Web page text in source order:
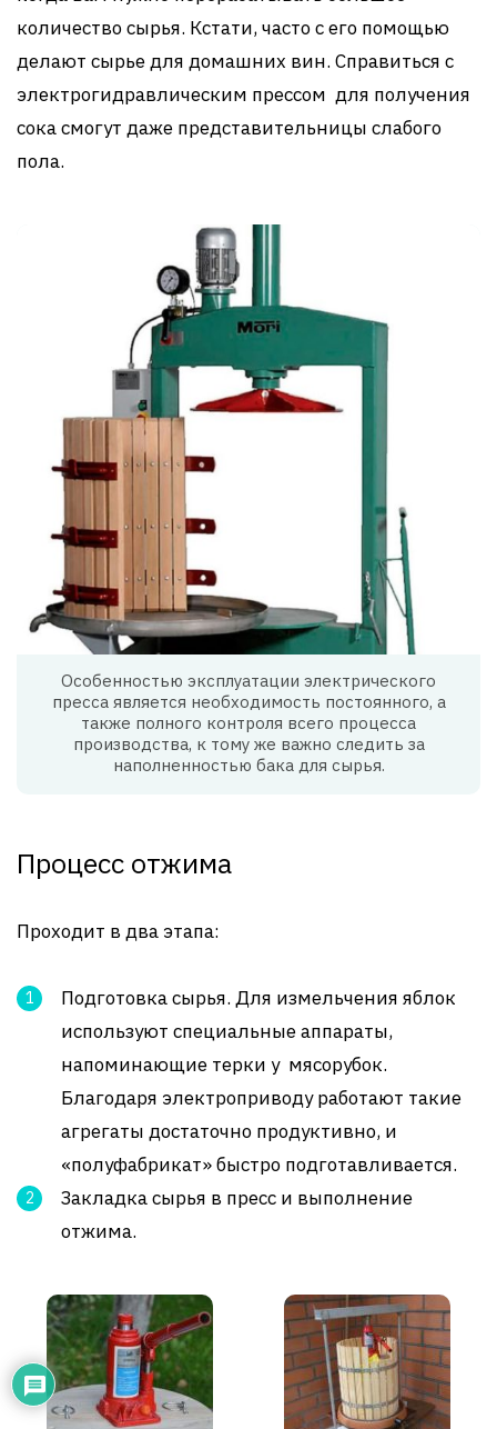
количество сырья. Кстати, часто с его помощью
делают сырье для домашних вин. Справиться с
электрогидравлическим прессом для получения
сока смогут даже представительницы слабого
пола.
Особенностью эксплуатации электрического
пресса является необходимость постоянного, а
также полного контроля всего процесса
производства, к тому же важно следить за
наполненностью бака для сырья.
Процесс отжима
Проходит в два этапа:
Подготовка сырья. Для измельчения яблок
используют специальные аппараты,
напоминающие терки у мясорубок.
Благодаря электроприводу работают такие
агрегаты достаточно продуктивно, и
«полуфабрикат» быстро подготавливается.
Закладка сырья в пресс и выполнение
отжима.